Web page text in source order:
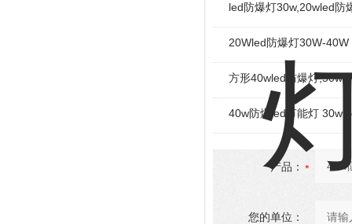
led防爆灯30w,20wled防
20Wled防爆灯30W-40W
方形40wled防爆灯,50w
40w防爆led节能灯
产品：
您的单位：